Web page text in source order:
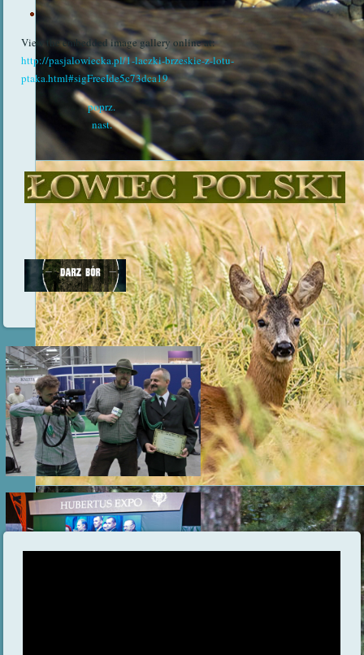
View the embedded image gallery online at:
http://pasjalowiecka.pl/1-laczki-brzeskie-z-lotu-
ptaka.html#sigFreeIde5c73dca19
poprz.
nast.